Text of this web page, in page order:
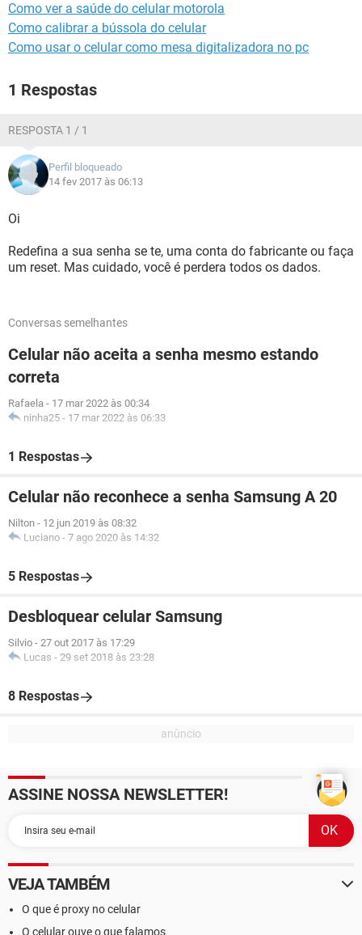
Como ver a saúde do celular motorola
Como calibrar a bússola do celular
Como usar o celular como mesa digitalizadora no pc
1 Respostas
RESPOSTA 1 / 1
Perfil bloqueado
14 fev 2017 às 06:13
Oi
Redefina a sua senha se te, uma conta do fabricante ou faça
um reset. Mas cuidado, você é perdera todos os dados.
Conversas semelhantes
Celular não aceita a senha mesmo estando
correta
Rafaela - 17 mar 2022 às 00:34
ninha25 - 17 mar 2022 às 06:33
1 Respostas
Celular não reconhece a senha Samsung A 20
Nilton - 12 jun 2019 às 08:32
Luciano - 7 ago 2020 às 14:32
5 Respostas
Desbloquear celular Samsung
Silvio - 27 out 2017 às 17:29
Lucas - 29 set 2018 às 23:28
8 Respostas
ASSINE NOSSA NEWSLETTER!
VEJA TAMBÉM
O que é proxy no celular
O celular ouve o que falamos